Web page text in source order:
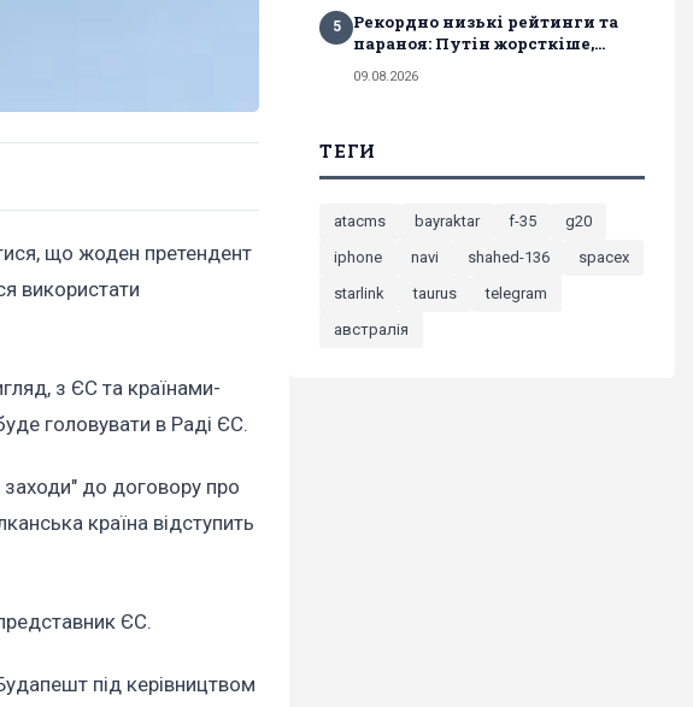
що жоден претендент
використати
з ЄС та країнами-
головувати в Раді ЄС.
заходи" до договору про
країна відступить
ЄС.
під керівництвом
5
Рекордно низькі рейтинги та
параноя: Путін жорсткіше,...
09.08.2026
ТЕГИ
atacms bayraktar f-35
g20
iphone
navi shahed-136
spacex
starlink
taurus
telegram
австралія